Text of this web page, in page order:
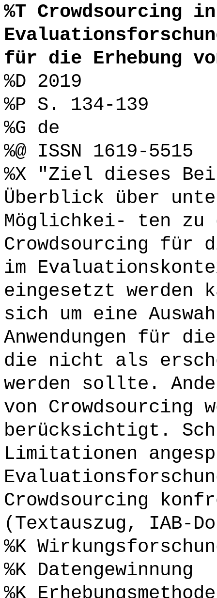
%T Crowdsourcing
für die Erhebung
%D 2019
%P S. 134-139
%G de
%@ ISSN 1619-5515
%X "Ziel dieses
Überblick über
Möglichkei- ten zu
Crowdsourcing für
im
eingesetzt werden
sich um eine
Anwendungen für
die nicht als
werden sollte.
von Crowdsourcing
berücksichtigt.
Limitationen
Crowdsourcing
(Textauszug, IAB-
%K
%K Datengewinnung
%K Erhebungsmethode